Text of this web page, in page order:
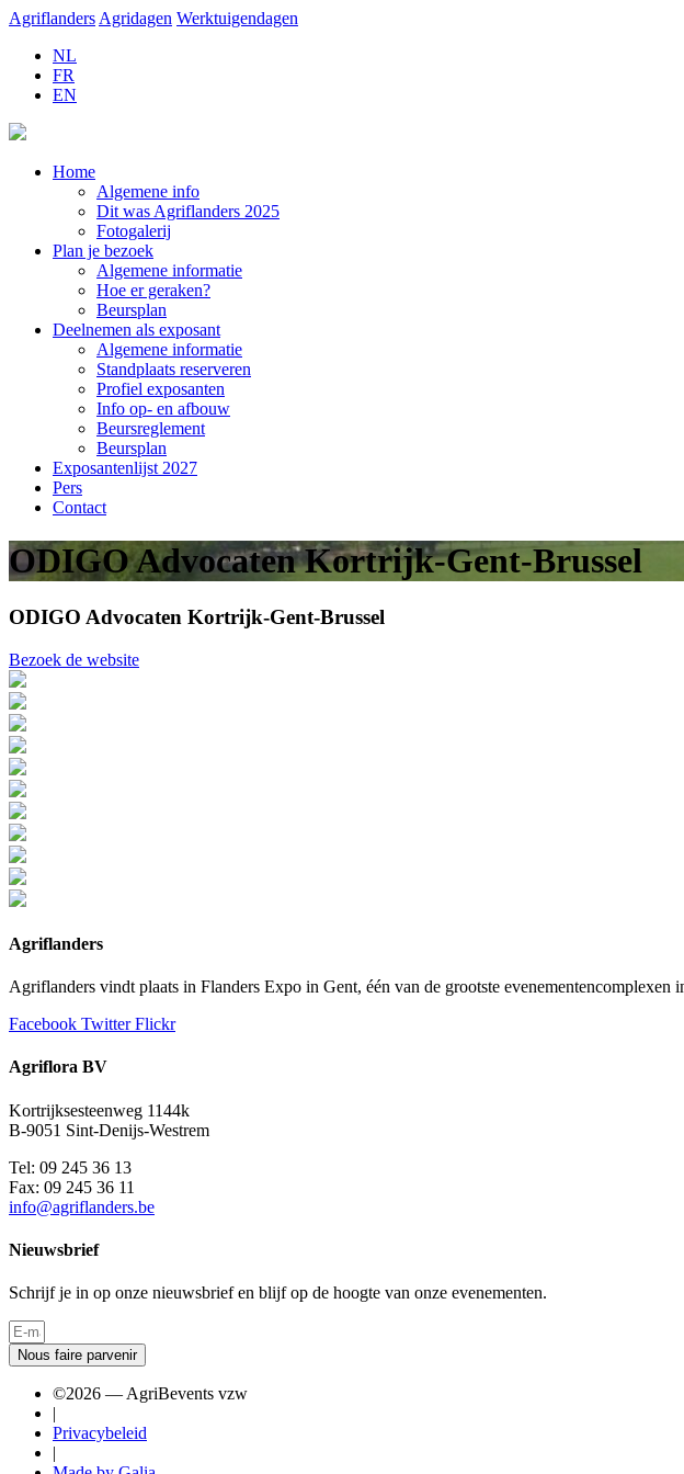
Agriflanders Agridagen Werktuigendagen
NL
FR
EN
Home
Algemene info
Dit was Agriflanders 2025
Fotogalerij
Plan je bezoek
Algemene informatie
Hoe er geraken?
Beursplan
Deelnemen als exposant
Algemene informatie
Standplaats reserveren
Profiel exposanten
Info op- en afbouw
Beursreglement
Beursplan
Exposantenlijst 2027
Pers
Contact
ODIGO Advocaten Kortrijk-Gent-Brussel
ODIGO Advocaten Kortrijk-Gent-Brussel
Bezoek de website
Agriflanders
Agriflanders vindt plaats in Flanders Expo in Gent, één van de grootste evenementencomplexen
Facebook Twitter Flickr
Agriflora BV
Kortrijksesteenweg 1144k
B-9051 Sint-Denijs-Westrem
Tel: 09 245 36 13
Fax: 09 245 36 11
info@agriflanders.be
Nieuwsbrief
Schrijf je in op onze nieuwsbrief en blijf op de hoogte van onze evenementen.
Nous faire parvenir
©2026 — AgriBevents vzw
|
Privacybeleid
|